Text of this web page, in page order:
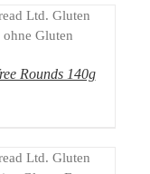
Rounds 140g